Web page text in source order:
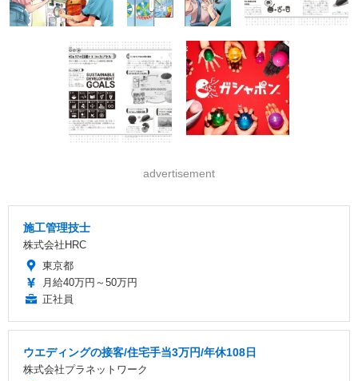
advertisement
施工管理技士
株式会社HRC
東京都
月給40万円～50万円
正社員
ウエディングの接客/住宅手当3万円/年休108日
株式会社プラネットワーク